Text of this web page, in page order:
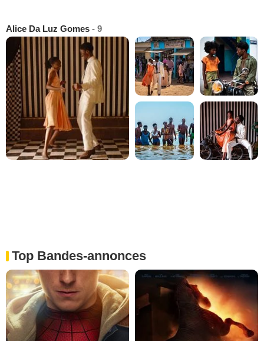
Alice Da Luz Gomes - 9
Top Bandes-annonces